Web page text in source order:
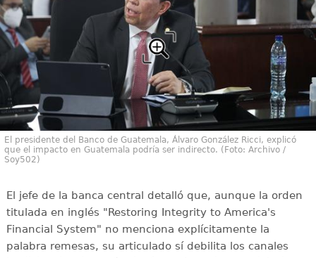
El presidente del Banco de Guatemala, Álvaro González Ricci, explicó
que el impacto en Guatemala podría ser indirecto. (Foto: Archivo /
Soy502)
El jefe de la banca central detalló que, aunque la orden
titulada en inglés "Restoring Integrity to America's
Financial System" no menciona explícitamente la
palabra remesas, su articulado sí debilita los canales